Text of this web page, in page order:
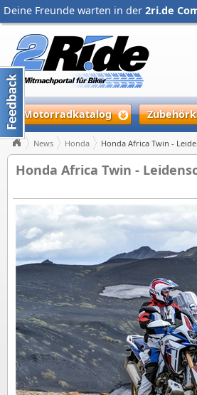
Deine Freunde warten in der 2ri.de
Motorradkatalog
News Honda Honda Africa Twin -
Honda Africa Twin -